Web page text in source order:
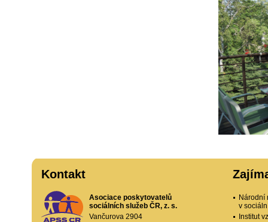
Kontakt
Asociace poskytovatelů
sociálních služeb ČR, z. s.
Vančurova 2904
Národní
v
Institut